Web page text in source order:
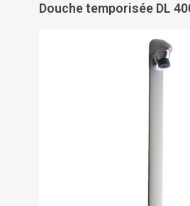
Douche temporisée DL